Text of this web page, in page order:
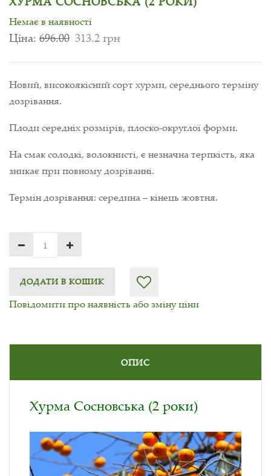
Немає в наявності
Ціна: 696.00 313.2 грн
Новий, високоякісний сорт хурми, середнього терміну
дозрівання.
Плоди середніх розмірів, плоско-округлої форми.
На смак солодкі, волокнисті, є незначна терпкість, яка
зникає при повному дозріванні.
Термін дозрівання: середина – кінець жовтня.
ДОДАТИ В КОШИК
Повідомити про наявність або зміну ціни
ОПИС
Хурма Сосновська (2 роки)